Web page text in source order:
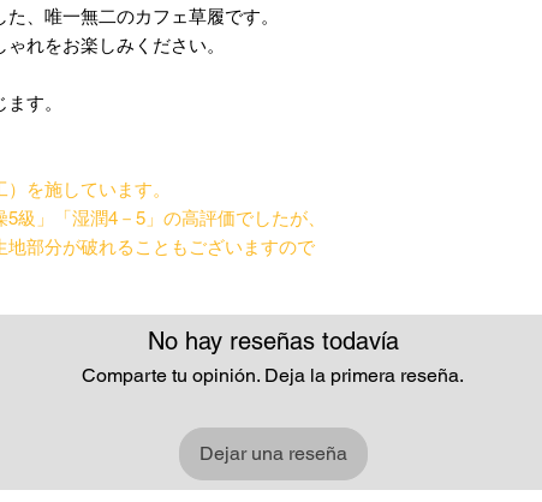
、唯一無二のカフェ草履です。
れをお楽しみください。
す。
を施しています。
級」「湿潤4－5」の高評価でしたが、
部分が破れることもございますので
No hay reseñas todavía
Comparte tu opinión. Deja la primera reseña.
Dejar una reseña